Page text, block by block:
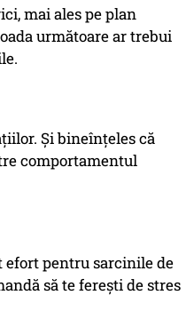
mai ales pe plan
următoare ar trebui
Și bineînțeles că
comportamentul
efort pentru sarcinile de
să te ferești de stres